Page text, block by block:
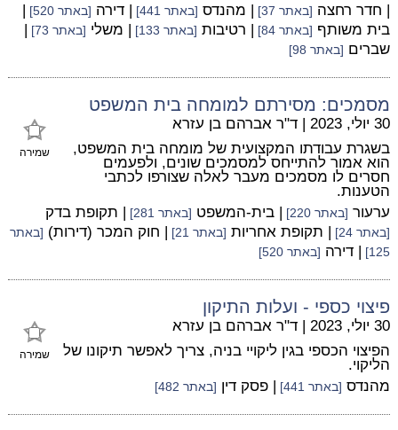
| חדר רחצה [באתר 37] | מהנדס [באתר 441] | דירה [באתר 520]
|
בית משותף [באתר 84] | רטיבות [באתר 133] | משלי [באתר 73]
|
שברים [באתר 98]
מסמכים: מסירתם למומחה בית המשפט
שמירה
30 יולי, 2023 | ד"ר אברהם בן עזרא
בשגרת עבודתו המקצועית של מומחה בית המשפט,
הוא אמור להתייחס למסמכים שונים, ולפעמים
חסרים לו מסמכים מעבר לאלה שצורפו לכתבי
הטענות.
ערעור [באתר 220] | בית-המשפט [באתר 281] | תקופת בדק
[באתר 24] | תקופת אחריות [באתר 21] | חוק המכר (דירות) [באתר
125]
| דירה [באתר 520]
פיצוי כספי - ועלות התיקון
שמירה
30 יולי, 2023 | ד"ר אברהם בן עזרא
הפיצוי הכספי בגין ליקויי בניה, צריך לאפשר תיקונו של
הליקוי.
מהנדס [באתר 441] | פסק דין [באתר 482]